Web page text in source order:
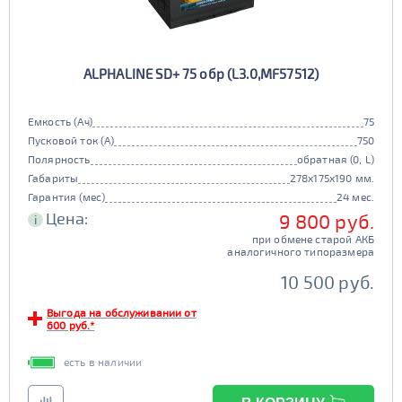
ALPHALINE SD+ 75 обр (L3.0,MF57512)
Емкость (Ач)
75
Пусковой ток (А)
750
Полярность
обратная (0, L)
Габариты
278x175x190 мм.
Гарантия (мес)
24 мес.
i Цена: 9 800 руб.
при обмене старой АКБ
аналогичного типоразмера
10 500 руб.
Выгода на обслуживании от
600 руб.*
есть в наличии